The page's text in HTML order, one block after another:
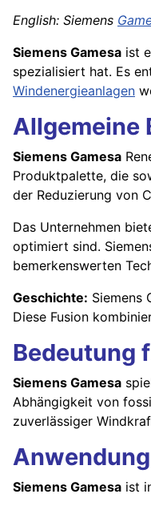
English: Siemens
Siemens Gamesa ist
spezialisiert hat. Es
Windenergieanlagen
Allgemeine
Siemens Gamesa
Produktpalette, die
der Reduzierung von
Das Unternehmen
optimiert sind.
bemerkenswerten
Geschichte: Siemens
Diese Fusion
Bedeutung
Siemens Gamesa
Abhängigkeit von
zuverlässiger
Siemens Gamesa ist